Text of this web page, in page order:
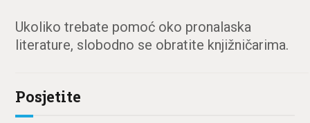
Ukoliko trebate pomoć oko pronalaska
literature, slobodno se obratite knjižničarima.
Posjetite